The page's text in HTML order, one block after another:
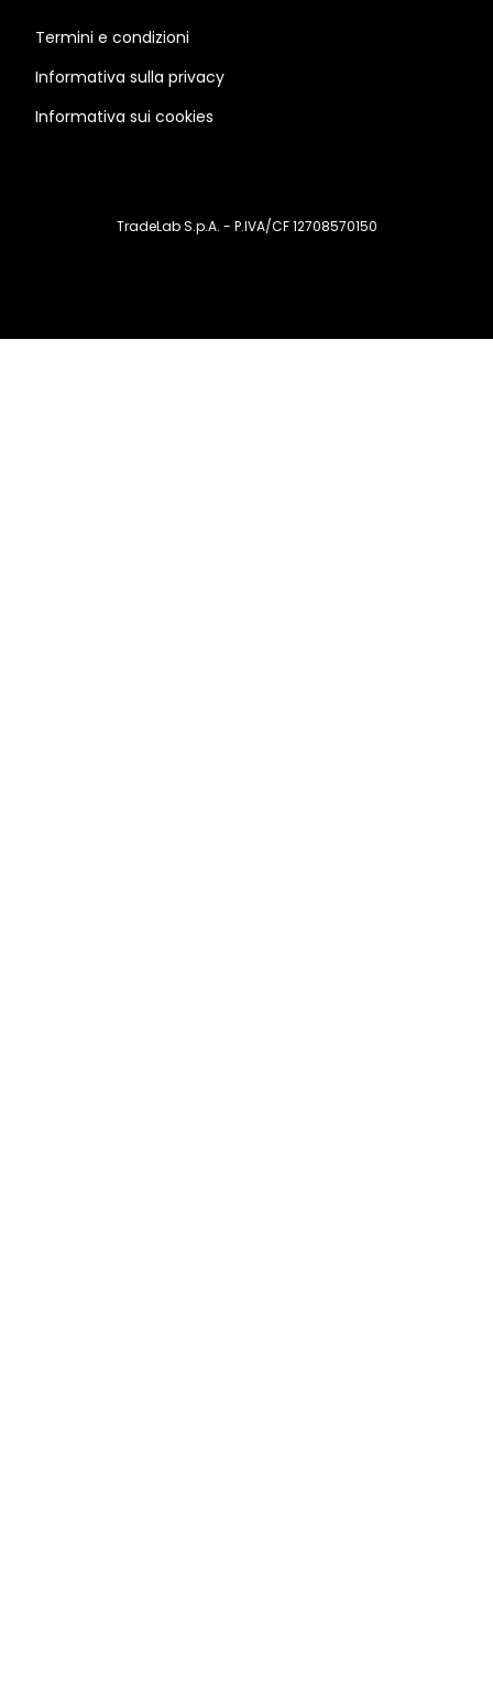
Termini e condizioni
Informativa sulla privacy
Informativa sui cookies
TradeLab S.p.A. - P.IVA/CF 12708570150